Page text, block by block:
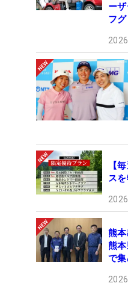
ー
フ
【
ス
熊
熊
で